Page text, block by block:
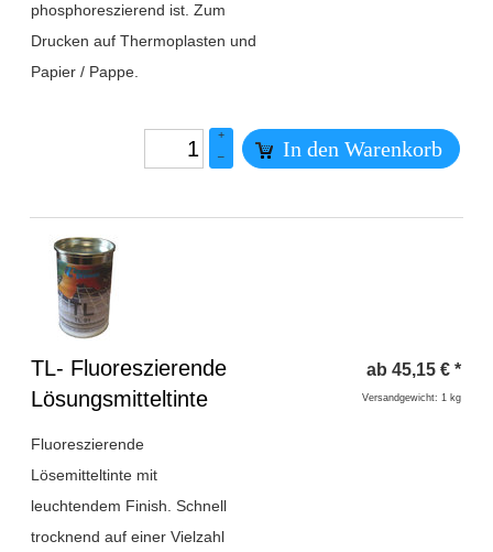
phosphoreszierend ist. Zum
Drucken auf Thermoplasten und
Papier / Pappe.
+
–
In den Warenkorb
Überschrift
1
TL- Fluoreszierende
Lösungsmitteltinte
Fluoreszierende
Lösemitteltinte mit
leuchtendem Finish. Schnell
trocknend auf einer Vielzahl
ab 45,15 € *
Versandgewicht: 1 kg